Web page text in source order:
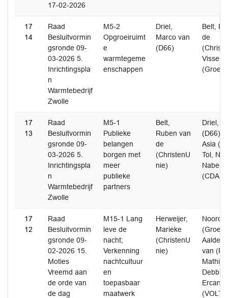
17-02-2026
17
14
Raad
Besluitvormin
gsronde 09-
03-2026 5.
Inrichtingspla
n
Warmtebedrijf
Zwolle
M5-2
Opgroeiruimt
e
warmtegeme
enschappen
Driel,
Marco van
(D66)
Belt,
de
Visser,
17
13
Raad
Besluitvormin
gsronde 09-
03-2026 5.
Inrichtingspla
n
Warmtebedrijf
Zwolle
M5-1
Publieke
belangen
borgen met
meer
publieke
partners
Belt,
Ruben van
de
(ChristenU
nie)
Driel,
(D66)
Asia
Tol,
(CDA)
17
12
Raad
Besluitvormin
gsronde 09-
02-2026 15.
Moties
Vreemd aan
de orde van
de dag
M15-1 Lang
leve de
nacht;
Verkenning
nachtcultuur
en
toepasbaar
maatwerk
Herweijer,
Marieke
(ChristenU
nie)
van
Debbie
Ercan,
(VOLT)